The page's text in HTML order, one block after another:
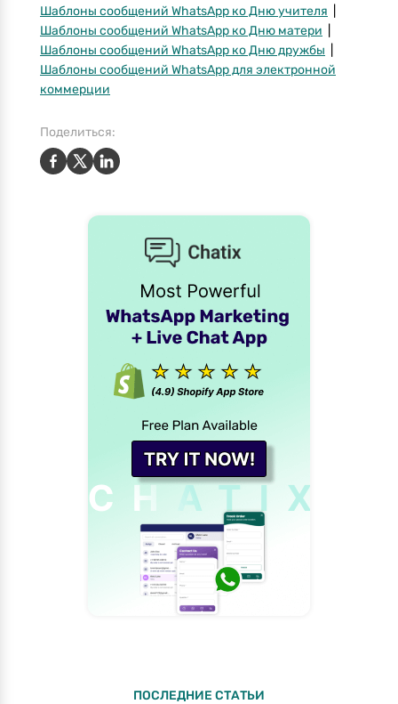
Шаблоны сообщений WhatsApp ко Дню учителя
Шаблоны сообщений WhatsApp ко Дню матери
Шаблоны сообщений WhatsApp ко Дню дружбы
Шаблоны сообщений WhatsApp для электронной
коммерции
Поделиться:
ПОСЛЕДНИЕ СТАТЬИ